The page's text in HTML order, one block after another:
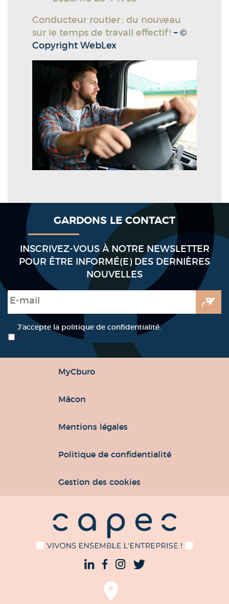
Conducteur routier : du nouveau
sur le temps de travail effectif ! – ©
Copyright WebLex
GARDONS LE CONTACT
INSCRIVEZ-VOUS À NOTRE NEWSLETTER
POUR ÊTRE INFORMÉ(E) DES DERNIÈRES
NOUVELLES
E-mail
RGPD *
J’accepte la politique de confidentialité.
*
MyCburo
Mâcon
Mentions légales
Politique de confidentialité
Gestion des cookies